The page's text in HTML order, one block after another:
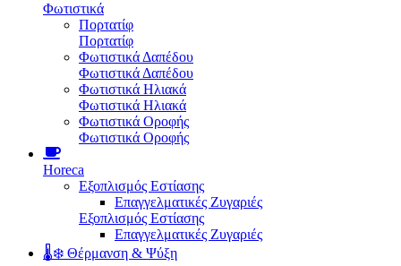
Φωτιστικά
Πορτατίφ
Πορτατίφ
Φωτιστικά Δαπέδου
Φωτιστικά Δαπέδου
Φωτιστικά Ηλιακά
Φωτιστικά Ηλιακά
Φωτιστικά Οροφής
Φωτιστικά Οροφής
Horeca
Εξοπλισμός Εστίασης
Επαγγελματικές Ζυγαριές
Εξοπλισμός Εστίασης
Επαγγελματικές Ζυγαριές
🌡️❄️ Θέρμανση & Ψύξη